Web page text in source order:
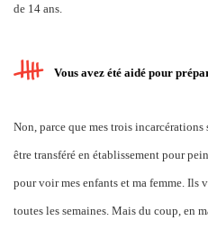
de 14 ans.
Vous avez été aidé pour
Non, parce que mes trois incarcérations
être transféré en établissement pour
pour voir mes enfants et ma femme. Ils
toutes les semaines. Mais du coup, en